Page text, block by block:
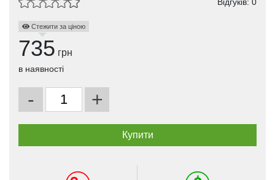
Відгуків: 0
Стежити за ціною
735 грн
в наявності
- +